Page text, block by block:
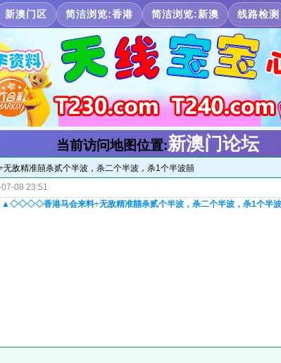
新澳门区 简洁浏览:香港 简洁浏览:新澳 线路检测
当前访问地图位置:新澳门论坛
精准囍杀贰个半波，杀二个半波，杀1个半波囍
08 23:51
香港马会来料÷无敌精准囍杀贰个半波，杀二个半波，杀1个半